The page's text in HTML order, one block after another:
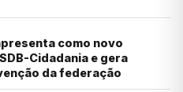
como novo
Cidadania e gera
da federação